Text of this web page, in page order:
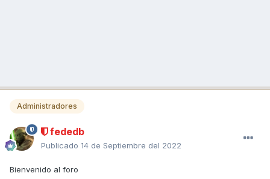
Administradores
fededb
Publicado 14 de Septiembre del 2022
Bienvenido al foro